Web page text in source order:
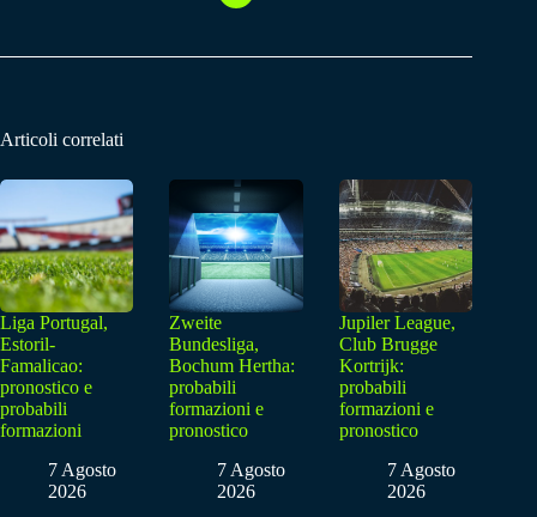
Articoli correlati
Liga Portugal,
Estoril-
Famalicao:
pronostico e
probabili
formazioni
7 Agosto
2026
Zweite
Bundesliga,
Bochum Hertha:
probabili
formazioni e
pronostico
7 Agosto
2026
Jupiler League,
Club Brugge
Kortrijk:
probabili
formazioni e
pronostico
7 Agosto
2026